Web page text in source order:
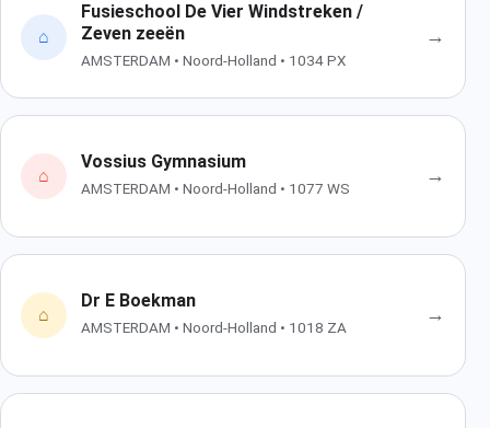
⌂
Fusieschool De Vier Windstreken /
Zeven zeeën
AMSTERDAM • Noord-Holland • 1034 PX
→
⌂
Vossius Gymnasium
AMSTERDAM • Noord-Holland • 1077 WS
→
⌂
Dr E Boekman
AMSTERDAM • Noord-Holland • 1018 ZA
→